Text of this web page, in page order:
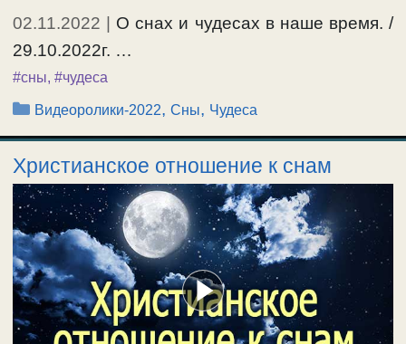
02.11.2022
О снах и чудесах в наше время. /
29.10.2022г. …
#сны, #чудеса
Рубрики
Видеоролики-2022,Сны, Чудеса
Христианское отношение к снам